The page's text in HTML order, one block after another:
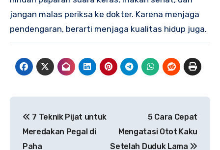
jangan malas periksa ke dokter. Karena menjaga
pendengaran, berarti menjaga kualitas hidup juga.
pos
7 Teknik Pijat untuk
Meredakan Pegal di
Paha
5 Cara Cepat
Mengatasi Otot Kaku
Setelah Duduk Lama